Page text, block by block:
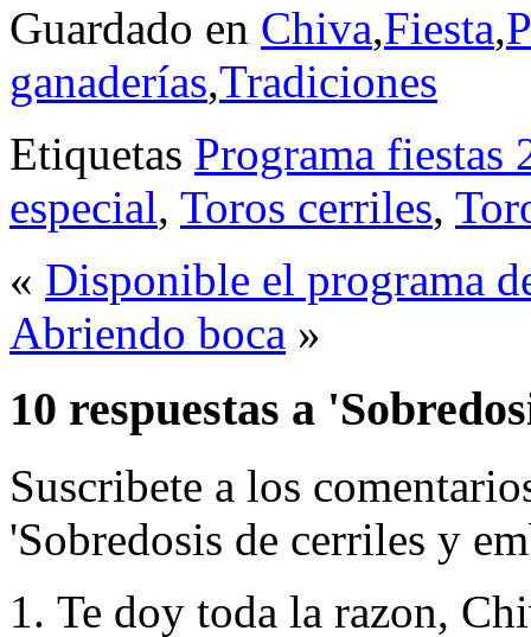
Guardado en Chiva,Fiesta,
ganaderías,Tradiciones
Etiquetas Programa fiestas
especial, Toros cerriles,
« Disponible el programa
Abriendo boca »
10 respuestas a
Suscribete a los
'Sobredosis de cerriles y
Te doy toda la razon,